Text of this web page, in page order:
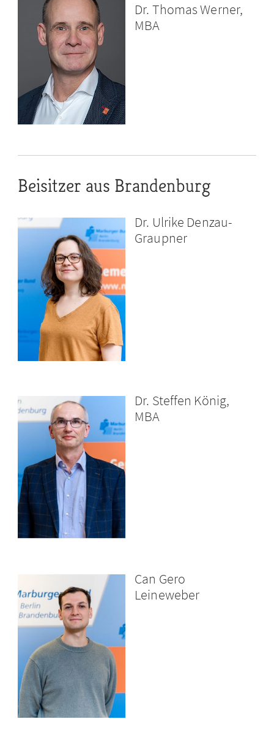
Dr. Thomas Werner,
MBA
Beisitzer aus Brandenburg
Dr. Ulrike Denzau-
Graupner
Dr. Steffen König,
MBA
Can Gero
Leineweber